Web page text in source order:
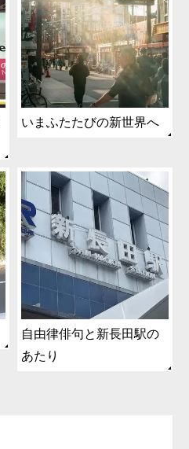
いまふたたびの新世界へ
自由律俳句と新長田駅の
あたり